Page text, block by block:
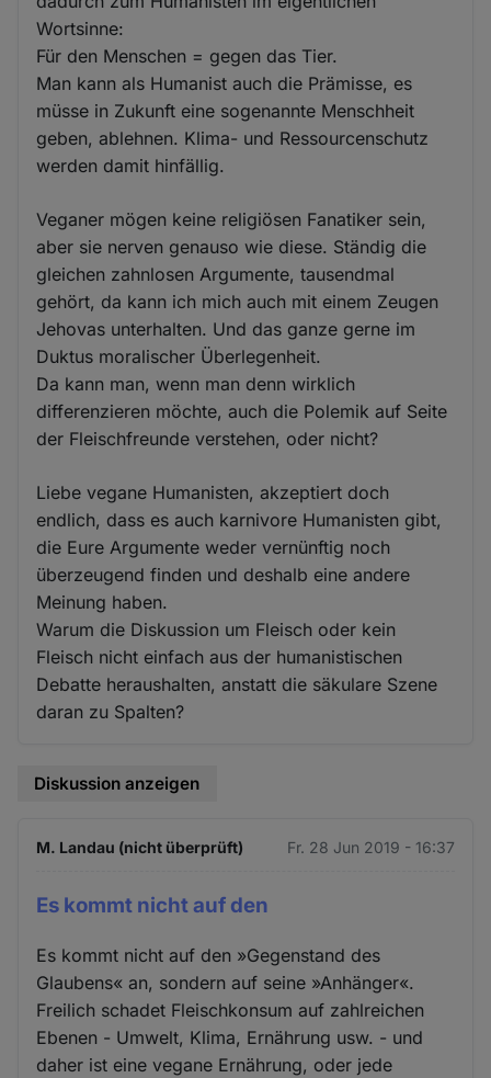
Wortsinne:
Für den Menschen = gegen das Tier.
Man kann als Humanist auch die Prämisse, es
müsse in Zukunft eine sogenannte Menschheit
geben, ablehnen. Klima- und Ressourcenschutz
werden damit hinfällig.
Veganer mögen keine religiösen Fanatiker sein,
aber sie nerven genauso wie diese. Ständig die
gleichen zahnlosen Argumente, tausendmal
gehört, da kann ich mich auch mit einem Zeugen
Jehovas unterhalten. Und das ganze gerne im
Duktus moralischer Überlegenheit.
Da kann man, wenn man denn wirklich
differenzieren möchte, auch die Polemik auf Seite
der Fleischfreunde verstehen, oder nicht?
Liebe vegane Humanisten, akzeptiert doch
endlich, dass es auch karnivore Humanisten gibt,
die Eure Argumente weder vernünftig noch
überzeugend finden und deshalb eine andere
Meinung haben.
Warum die Diskussion um Fleisch oder kein
Fleisch nicht einfach aus der humanistischen
Debatte heraushalten, anstatt die säkulare Szene
daran zu Spalten?
Diskussion anzeigen
M. Landau (nicht überprüft) Fr. 28 Jun 2019 - 16:37
Es kommt nicht auf den
Es kommt nicht auf den »Gegenstand des
Glaubens« an, sondern auf seine »Anhänger«.
Freilich schadet Fleischkonsum auf zahlreichen
Ebenen - Umwelt, Klima, Ernährung usw. - und
daher ist eine vegane Ernährung, oder jede